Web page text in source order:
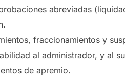
abreviadas
fraccionamientos y
al administrador, y al
de apremio.